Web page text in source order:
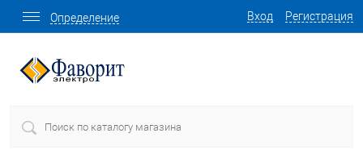
Вход Регистрация
Определение